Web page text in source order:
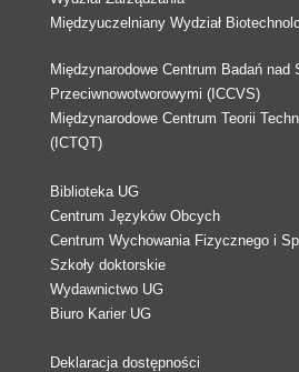
Międzyuczelniany Wydział
Międzynarodowe Centrum Badań nad
Przeciwnowotworowymi (ICCVS)
Międzynarodowe Centrum Teorii
(ICTQT)
Biblioteka UG
Centrum Języków Obcych
Centrum Wychowania Fizycznego i
Szkoły doktorskie
Wydawnictwo UG
Biuro Karier UG
Deklaracja dostępności